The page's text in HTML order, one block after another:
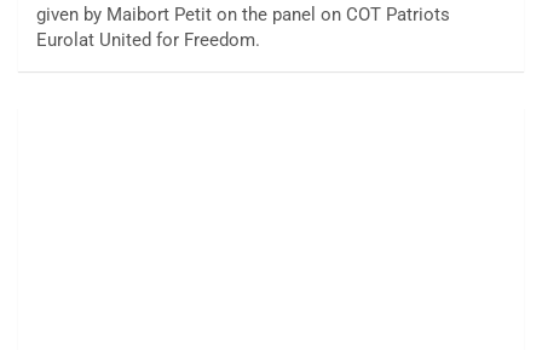
given by Maibort Petit on the panel on COT Patriots
Eurolat United for Freedom.